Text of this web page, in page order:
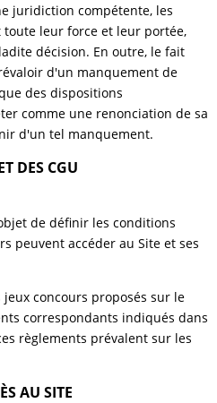
juridiction compétente, les
leur force et leur portée,
décision. En outre, le fait
d'un manquement de
des dispositions
comme une renonciation de sa
d'un tel manquement.
DES CGU
de définir les conditions
peuvent accéder au Site et ses
concours proposés sur le
correspondants indiqués dans
règlements prévalent sur les
AU SITE